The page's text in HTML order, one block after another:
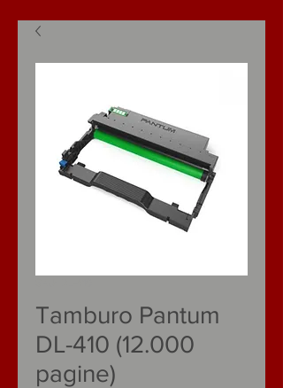
VENDITA E
LOCAZIONE
Tamburo Pantum
DL-410 (12.000
pagine)